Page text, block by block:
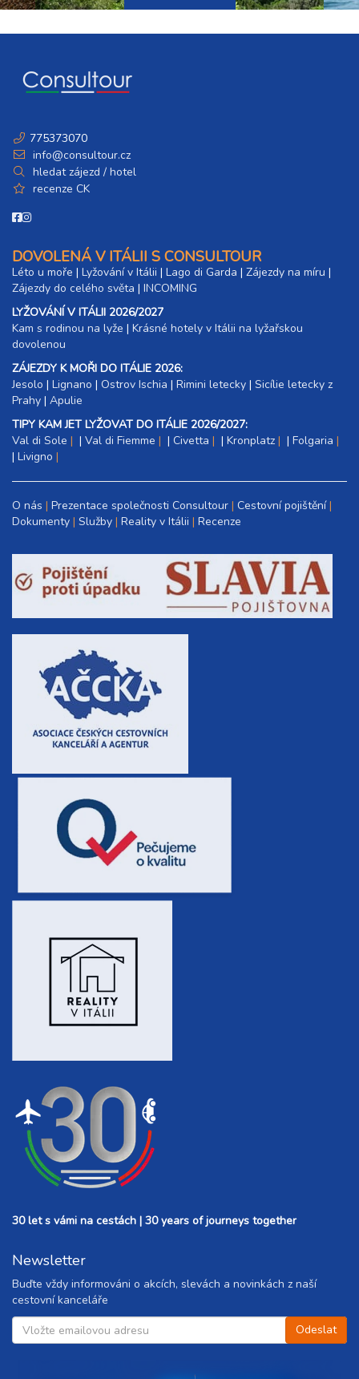
775373070
info@consultour.cz
hledat zájezd / hotel
recenze CK
DOVOLENÁ V ITÁLII S CONSULTOUR
Léto u moře | Lyžování v Itálii | Lago di Garda | Zájezdy na míru |
Zájezdy do celého světa | INCOMING
LYŽOVÁNÍ V ITÁLII 2026/2027
Kam s rodinou na lyže |​ Krásné hotely v Itálii na lyžařskou
dovolenou
ZÁJEZDY K MOŘI DO ITÁLIE 2026:
Jesolo | Lignano | Ostrov Ischia | Rimini letecky | Sicílie letecky z
Prahy | Apulie
TIPY KAM JET LYŽOVAT DO ITÁLIE 2026/2027:
Val di Sole
| Val di Fiemme | Civetta | Kronplatz | Folgaria
| Livigno
O nás Prezentace společnosti Consultour Cestovní pojištění
Dokumenty Služby Reality v Itálii Recenze
30 let s vámi na cestách | 30 years of journeys together
Newsletter
Buďte vždy informováni o akcích, slevách a novinkách z naší
cestovní kanceláře